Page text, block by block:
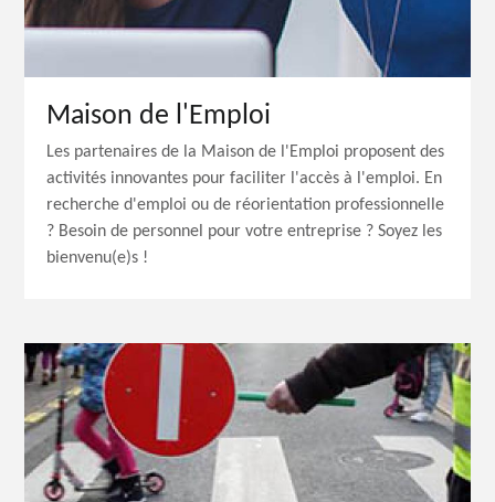
Maison de l'Emploi
Les partenaires de la Maison de l'Emploi proposent des
activités innovantes pour faciliter l'accès à l'emploi. En
recherche d'emploi ou de réorientation professionnelle
? Besoin de personnel pour votre entreprise ? Soyez les
bienvenu(e)s !